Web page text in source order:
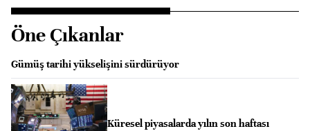
Öne Çıkanlar
Gümüş tarihi yükselişini sürdürüyor
Küresel piyasalarda yılın son haftası